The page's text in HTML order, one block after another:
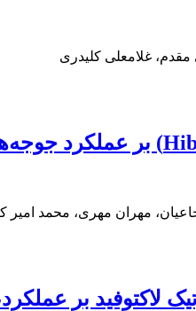
غلامعلی کلیدری
مهران مهری، محمد
لاکتوفید بر